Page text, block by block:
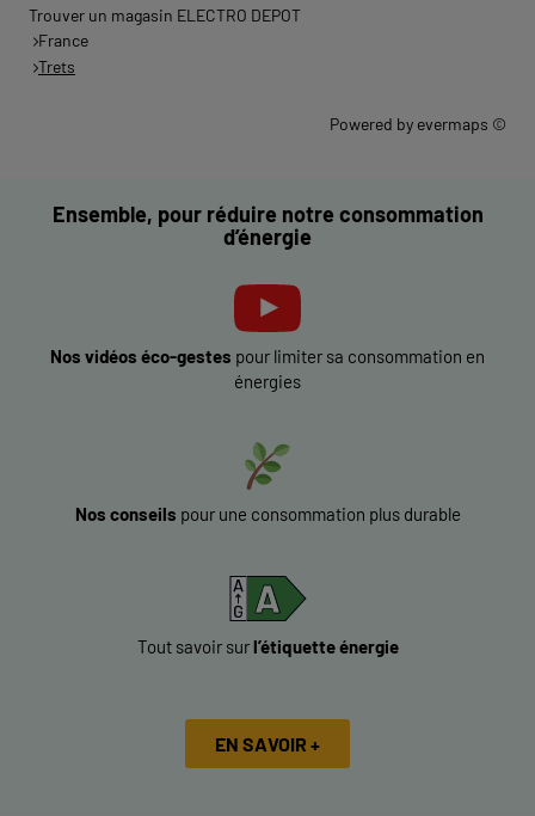
Trouver un magasin ELECTRO DEPOT
France
Trets
Powered by evermaps ©
Ensemble, pour réduire notre consommation
d’énergie
Nos vidéos éco-gestes pour limiter sa consommation en
énergies
Nos conseils pour une consommation plus durable
Tout savoir surl’étiquette énergie
EN SAVOIR +